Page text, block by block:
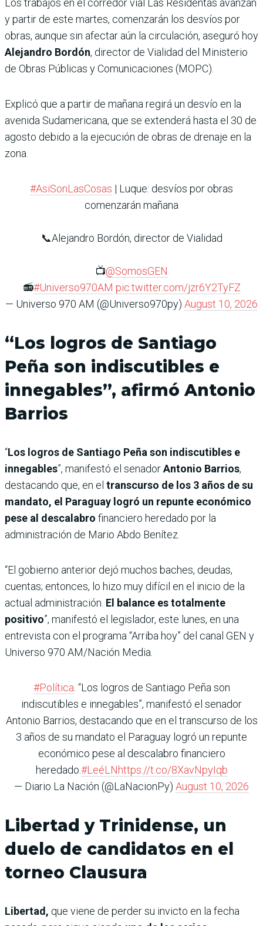
Los trabajos en el corredor vial Las Residentas avanzan
y partir de este martes, comenzarán los desvíos por
obras, aunque sin afectar aún la circulación, aseguró hoy
Alejandro Bordón, director de Vialidad del Ministerio
de Obras Públicas y Comunicaciones (MOPC).
Explicó que a partir de mañana regirá un desvío en la
avenida Sudamericana, que se extenderá hasta el 30 de
agosto debido a la ejecución de obras de drenaje en la
zona.
#AsiSonLasCosas | Luque: desvíos por obras
comenzarán mañana
📞Alejandro Bordón, director de Vialidad
📺@SomosGEN
📻#Universo970AM pic.twitter.com/jzr6Y2TyFZ
— Universo 970 AM (@Universo970py) August 10, 2026
“Los logros de Santiago
Peña son indiscutibles e
innegables”, afirmó Antonio
Barrios
“Los logros de Santiago Peña son indiscutibles e
innegables”, manifestó el senadorAntonio Barrios,
destacando que, en el transcurso de los 3 años de su
mandato, el Paraguay logró un repunte económico
pese al descalabro financiero heredado por la
administración de Mario Abdo Benítez.
“El gobierno anterior dejó muchos baches, deudas,
cuentas; entonces, lo hizo muy difícil en el inicio de la
actual administración. El balance es totalmente
positivo”, manifestó el legislador, este lunes, en una
entrevista con el programa “Arriba hoy” del canal GEN y
Universo 970 AM/Nación Media.
#Política . “Los logros de Santiago Peña son
indiscutibles e innegables”, manifestó el senador
Antonio Barrios, destacando que en el transcurso de los
3 años de su mandato el Paraguay logró un repunte
económico pese al descalabro financiero
heredado.#LeéLNhttps://t.co/8XavNpyIqb
— Diario La Nación (@LaNacionPy) August 10, 2026
Libertad y Trinidense, un
duelo de candidatos en el
torneo Clausura
Libertad, que viene de perder su invicto en la fecha